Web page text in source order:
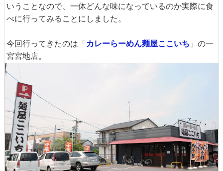
いうことなので、一体どんな味になっているのか実際に食
べに行ってみることにしました。
今回行ってきたのは「カレーらーめん麺屋ここいち 」の一
宮宮地店。